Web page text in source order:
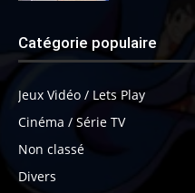
Catégorie populaire
Jeux Vidéo / Lets Play
Cinéma / Série TV
Non classé
Divers